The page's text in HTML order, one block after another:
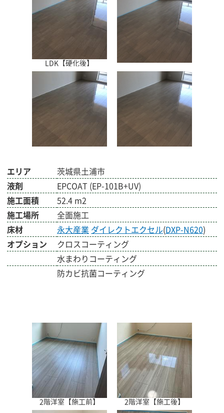
LDK【硬化後】
エリア
茨城県土浦市
液剤
EPCOAT (EP-101B+UV)
施工面積
52.4 m2
施工場所
全面施工
床材
永大産業 ダイレクトエクセル(DXP-N620)
オプション
クロスコーティング
水まわりコーティング
防カビ抗菌コーティング
2階洋室【施工前】 2階洋室【施工後】